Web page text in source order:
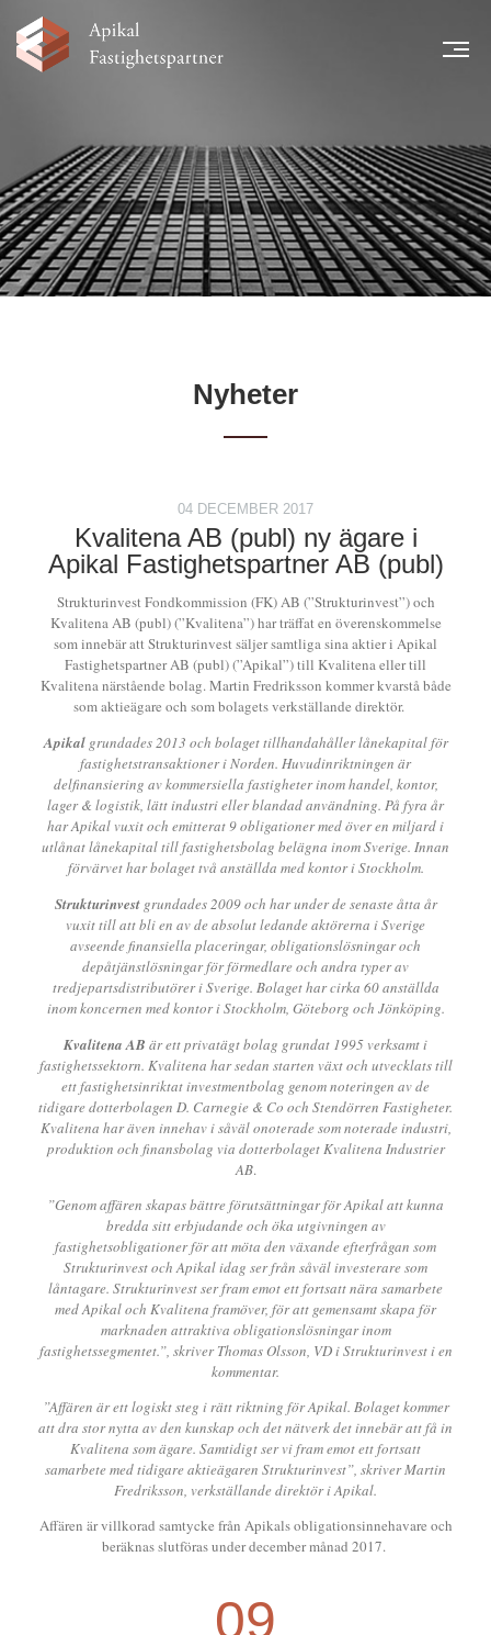
NYHETER
LÅNTAGARE
TEAM
LEGAL INFORMATION
FINANSIELL INFORMATION
Nyheter
09
04 DECEMBER 2017
Kvalitena AB (publ) ny ägare i
Apikal Fastighetspartner AB (publ)
Strukturinvest Fondkommission (FK) AB (”Strukturinvest”) och
Kvalitena AB (publ) (”Kvalitena”) har träffat en överenskommelse
som innebär att Strukturinvest säljer samtliga sina aktier i Apikal
Fastighetspartner AB (publ) (”Apikal”) till Kvalitena eller till
Kvalitena närstående bolag. Martin Fredriksson kommer kvarstå både
som aktieägare och som bolagets verkställande direktör.
Apikal grundades 2013 och bolaget tillhandahåller lånekapital för
fastighetstransaktioner i Norden. Huvudinriktningen är
delfinansiering av kommersiella fastigheter inom handel, kontor,
lager & logistik, lätt industri eller blandad användning. På fyra år
har Apikal vuxit och emitterat 9 obligationer med över en miljard i
utlånat lånekapital till fastighetsbolag belägna inom Sverige. Innan
förvärvet har bolaget två anställda med kontor i Stockholm.
Strukturinvestgrundades 2009 och har under de senaste åtta år
vuxit till att bli en av de absolut ledande aktörerna i Sverige
avseende finansiella placeringar, obligationslösningar och
depåtjänstlösningar för förmedlare och andra typer av
tredjepartsdistributörer i Sverige. Bolaget har cirka 60 anställda
inom koncernen med kontor i Stockholm, Göteborg och Jönköping.
Kvalitena AB är ett privatägt bolag grundat 1995 verksamt i
fastighetssektorn. Kvalitena har sedan starten växt och utvecklats till
ett fastighetsinriktat investmentbolag genom noteringen av de
tidigare dotterbolagen D. Carnegie & Co och Stendörren Fastigheter.
Kvalitena har även innehav i såväl onoterade som noterade industri,
produktion och finansbolag via dotterbolaget Kvalitena Industrier
AB.
”Genom affären skapas bättre förutsättningar för Apikal att kunna
bredda sitt erbjudande och öka utgivningen av
fastighetsobligationer för att möta den växande efterfrågan som
Strukturinvest och Apikal idag ser från såväl investerare som
låntagare. Strukturinvest ser fram emot ett fortsatt nära samarbete
med Apikal och Kvalitena framöver, för att gemensamt skapa för
marknaden attraktiva obligationslösningar inom
fastighetssegmentet.”, skriver Thomas Olsson, VD i Strukturinvest i en
kommentar.
”Affären är ett logiskt steg i rätt riktning för Apikal. Bolaget kommer
att dra stor nytta av den kunskap och det nätverk det innebär att få in
Kvalitena som ägare. Samtidigt ser vi fram emot ett fortsatt
samarbete med tidigare aktieägaren Strukturinvest”, skriver Martin
Fredriksson, verkställande direktör i Apikal.
Affären är villkorad samtycke från Apikals obligationsinnehavare och
beräknas slutföras under december månad 2017.